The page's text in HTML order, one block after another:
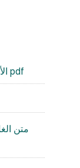
Broken Wings PDF – الأجنحة المتكسرة pdf